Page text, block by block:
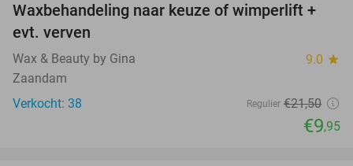
54%
Waxbehandeling naar keuze of wimperlift +
evt. verven
Wax & Beauty by Gina 9.0 star
Zaandam
Verkocht: 38
Regulier €21,50
€9,95